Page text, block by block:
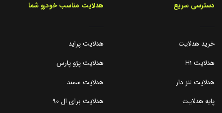
دسترسی سریع
_____
خرید هدلایت
هدلایت H1
هدلایت لنز دار
پایه هدلایت
هدلایت مناسب خودرو شما
_____
هدلایت پراید
هدلایت پژو پارس
هدلایت سمند
هدلایت برای ال 90